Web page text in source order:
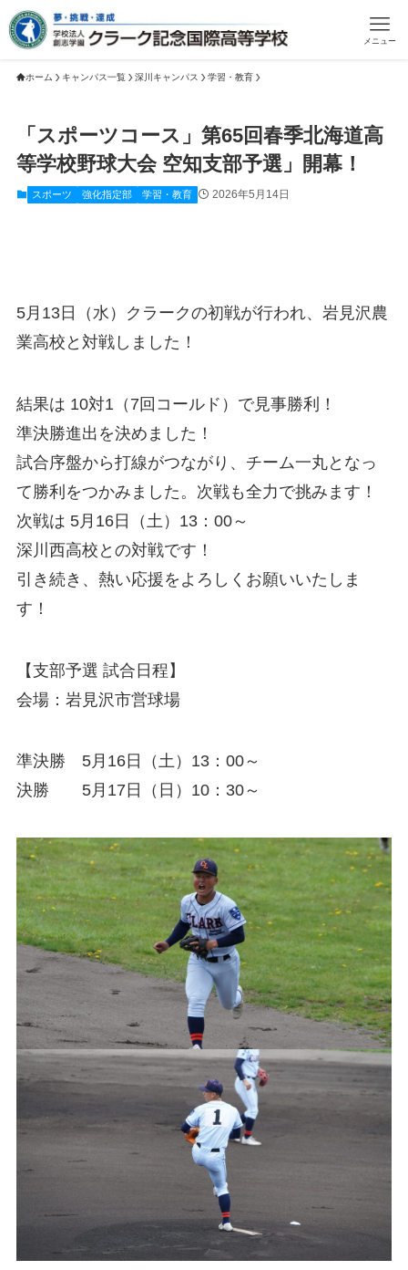
メニュー
ホーム キャンパス一覧 深川キャンパス 学習・教育
「スポーツコース」第65回春季北海道高
等学校野球大会 空知支部予選」開幕！
スポーツ 強化指定部 学習・教育 2026年5月14日
5月13日（水）クラークの初戦が行われ、岩見沢農
業高校と対戦しました！
結果は 10対1（7回コールド）で見事勝利！
準決勝進出を決めました！
試合序盤から打線がつながり、チーム一丸となっ
て勝利をつかみました。次戦も全力で挑みます！
次戦は 5月16日（土）13：00～
深川西高校との対戦です！
引き続き、熱い応援をよろしくお願いいたしま
す！
【支部予選 試合日程】
会場：岩見沢市営球場
準決勝 5月16日（土）13：00～
決勝 5月17日（日）10：30～